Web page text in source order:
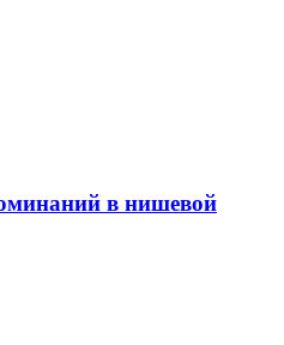
в нишевой